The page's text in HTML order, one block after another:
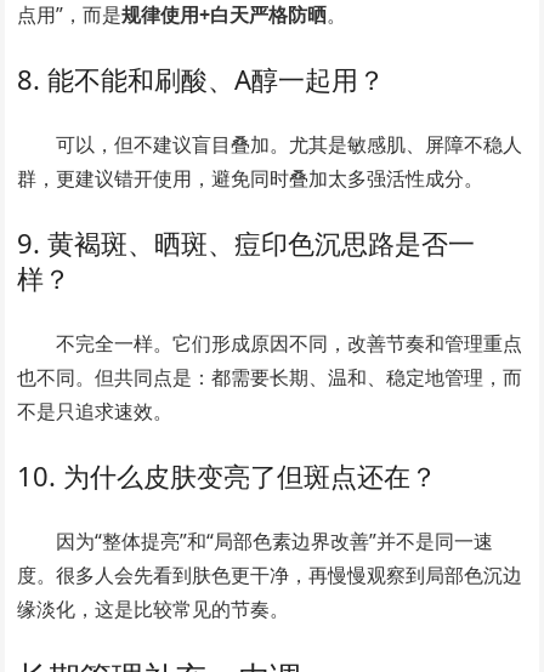
点用”，而是规律使用+白天严格防晒。
8. 能不能和刷酸、A醇一起用？
可以，但不建议盲目叠加。尤其是敏感肌、屏障不稳人
群，更建议错开使用，避免同时叠加太多强活性成分。
9. 黄褐斑、晒斑、痘印色沉思路是否一
样？
不完全一样。它们形成原因不同，改善节奏和管理重点
也不同。但共同点是：都需要长期、温和、稳定地管理，而
不是只追求速效。
10. 为什么皮肤变亮了但斑点还在？
因为“整体提亮”和“局部色素边界改善”并不是同一速
度。很多人会先看到肤色更干净，再慢慢观察到局部色沉边
缘淡化，这是比较常见的节奏。